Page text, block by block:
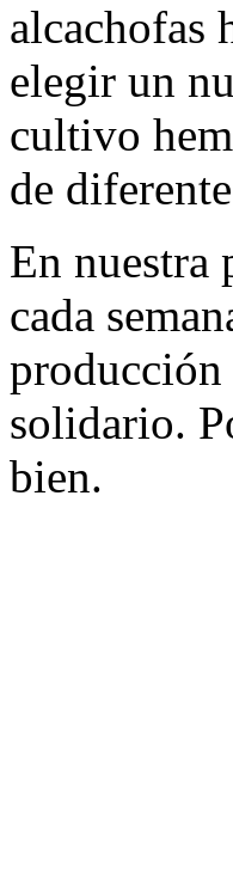
alcachofas
elegir un
cultivo
de
En nuestra
cada
producción
solidario.
bien.